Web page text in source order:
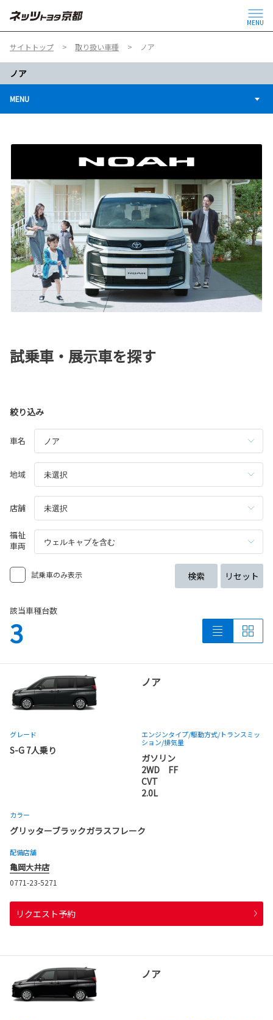
MENU
サイトトップ 取り扱い車種 ノア
ノア
MENU
試乗車・展示車を探す
絞り込み
車名
地域
店舗
福祉
車両
試乗車のみ表示 検索 リセット
該当車種台数
3
ノア
グレード
S-G 7人乗り
エンジンタイプ/駆動方式/トランスミッ
ション/排気量
ガソリン
2WD FF
CVT
2.0L
カラー
グリッターブラックガラスフレーク
配備店舗
亀岡大井店
0771-23-5271
リクエスト予約
ノア